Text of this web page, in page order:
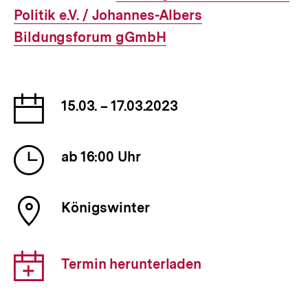
Link:
Politik e.V. / Johannes-Albers
Bildungsforum gGmbH
Datum
der
Veranstaltung
15.03. – 17.03.2023
Uhrzeit
der
Veranstaltung
ab 16:00 Uhr
Ort
der
Königswinter
Download-
Link:
Termin herunterladen